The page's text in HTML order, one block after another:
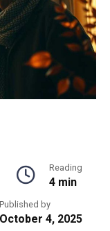
Reading
4 min
Published by
October 4, 2025